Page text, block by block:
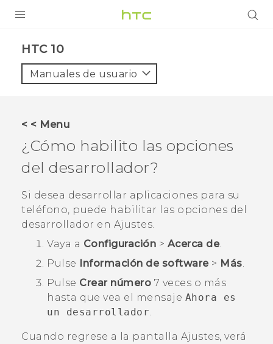
VIVE
VIVERSE
AYUDA
HTC Devices & Accessories
Video Tutorials
HTC 10‎
Manuales de usuario
< < Menu
¿Cómo habilito las opciones
del desarrollador?
Si desea desarrollar aplicaciones para su
teléfono, puede habilitar las opciones del
desarrollador en Ajustes.
Vaya a Configuración > Acerca de.
Pulse
Información de software> Más.
Pulse Crear número 7 veces o más
hasta que vea el mensaje Ahora es
un desarrollador.
Cuando regrese a la pantalla Ajustes, verá